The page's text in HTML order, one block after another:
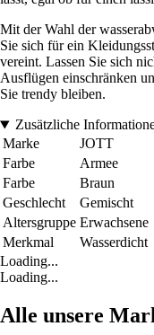
Mit der Wahl der
Sie sich für ein
vereint. Lassen Sie sich
Ausflügen einschränken
Sie trendy bleiben.
Zusätzliche
Marke
JOTT
Farbe
Armee
Farbe
Braun
Geschlecht
Gemischt
Altersgruppe Erwachsene
Merkmal
Wasserdicht
Loading...
Loading...
Alle unsere